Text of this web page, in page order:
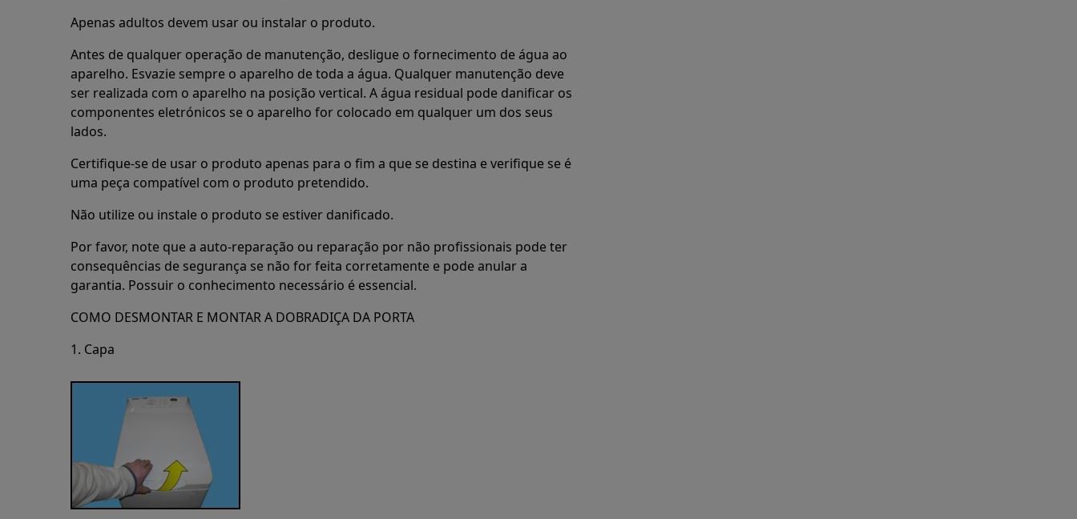
Apenas adultos devem usar ou instalar o produto.
Antes de qualquer operação de manutenção, desligue o fornecimento de água ao
aparelho. Esvazie sempre o aparelho de toda a água. Qualquer manutenção deve
ser realizada com o aparelho na posição vertical. A água residual pode danificar os
componentes eletrónicos se o aparelho for colocado em qualquer um dos seus
lados.
Certifique-se de usar o produto apenas para o fim a que se destina e verifique se é
uma peça compatível com o produto pretendido.
Não utilize ou instale o produto se estiver danificado.
Por favor, note que a auto-reparação ou reparação por não profissionais pode ter
consequências de segurança se não for feita corretamente e pode anular a
garantia. Possuir o conhecimento necessário é essencial.
COMO DESMONTAR E MONTAR A DOBRADIÇA DA PORTA
1. Capa